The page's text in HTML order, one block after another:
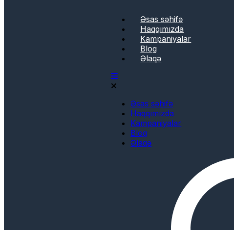
Əsas səhifə
Haqqımızda
Kampaniyalar
Blog
Əlaqə
Əsas səhifə
Haqqımızda
Kampaniyalar
Blog
Əlaqə